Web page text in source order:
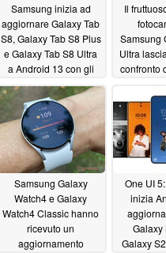
Samsung inizia ad
aggiornare Galaxy Tab
S8, Galaxy Tab S8 Plus
e Galaxy Tab S8 Ultra
a Android 13 con gli
aggiornamenti One UI
511/15/2022
Il
Samsung
Ultra
confronto
po' di
Samsung Galaxy
Watch4 e Galaxy
Watch4 Classic hanno
ricevuto un
aggiornamento
One UI
inizia
Galaxy
Galaxy